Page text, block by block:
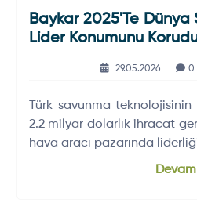
Baykar 2025'te Dünya
Lider Konumunu
29.05.2026 0
Türk savunma
2.2 milyar dolarlık ihracat
hava aracı pazarında